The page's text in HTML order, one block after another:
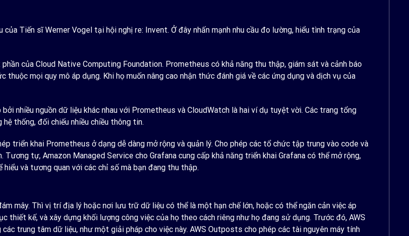
Tiến sĩ Werner Vogel tại hội nghị re: Invent. Ở đây nhấn mạnh nhu cầu đo lường, hiểu tình trạng của
của Cloud Native Computing Foundation. Prometheus có khả năng thu thập, giám sát và cảnh báo
mọi quy mô áp dụng. Khi họ muốn nâng cao nhận thức đánh giá về các ứng dụng và dịch vụ của
nhiều nguồn dữ liệu khác nhau với Prometheus và CloudWatch là hai ví dụ tuyệt vời. Các trang tổng
thống, đối chiếu nhiều chiều thông tin.
triển khai Prometheus ở dạng dễ dàng mở rộng và quản lý. Cho phép các tổ chức tập trung vào code và
tự, Amazon Managed Service cho Grafana cung cấp khả năng triển khai Grafana có thể mở rộng,
và tương quan với các chỉ số mà bạn đang thu thập.
mây. Thì vị trí địa lý hoặc nơi lưu trữ dữ liệu có thể là một hạn chế lớn, hoặc có thể ngăn cản việc áp
thiết kế, và xây dựng khối lượng công việc của họ theo cách riêng như họ đang sử dụng. Trước đó, AWS
trung tâm dữ liệu, như một giải pháp cho việc này. AWS Outposts cho phép các tài nguyên máy tính